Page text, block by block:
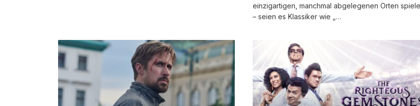
einzigartigen, manchmal abgelegenen Orten
– seien es Klassiker wie „…